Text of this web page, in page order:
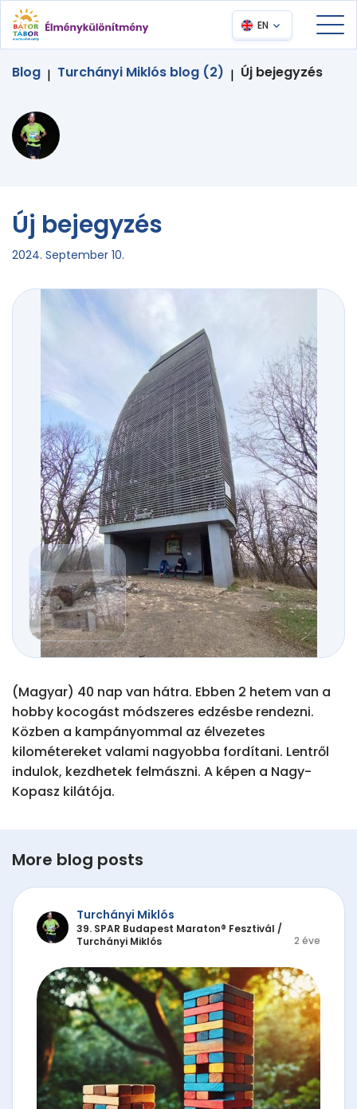
EN
Blog | Turchányi Miklós blog (2) | Új bejegyzés
Új bejegyzés
2024. September 10.
(Magyar) 40 nap van hátra. Ebben 2 hetem van a
hobby kocogást módszeres edzésbe rendezni.
Közben a kampányommal az élvezetes
kilométereket valami nagyobba fordítani. Lentről
indulok, kezdhetek felmászni. A képen a Nagy-
Kopasz kilátója.
More blog posts
Turchányi Miklós
39. SPAR Budapest Maraton® Fesztivál /
Turchányi Miklós
2 éve